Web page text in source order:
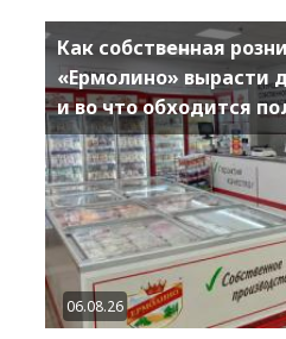
Как собственная
«Ермолино» вырасти
и во что обходится
06.08.26